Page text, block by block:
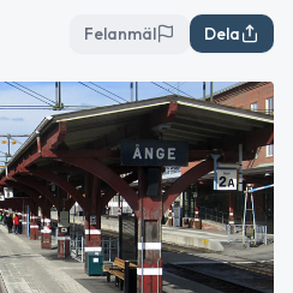
Felanmäl Dela